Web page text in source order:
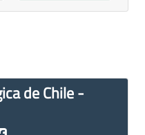
de Chile -